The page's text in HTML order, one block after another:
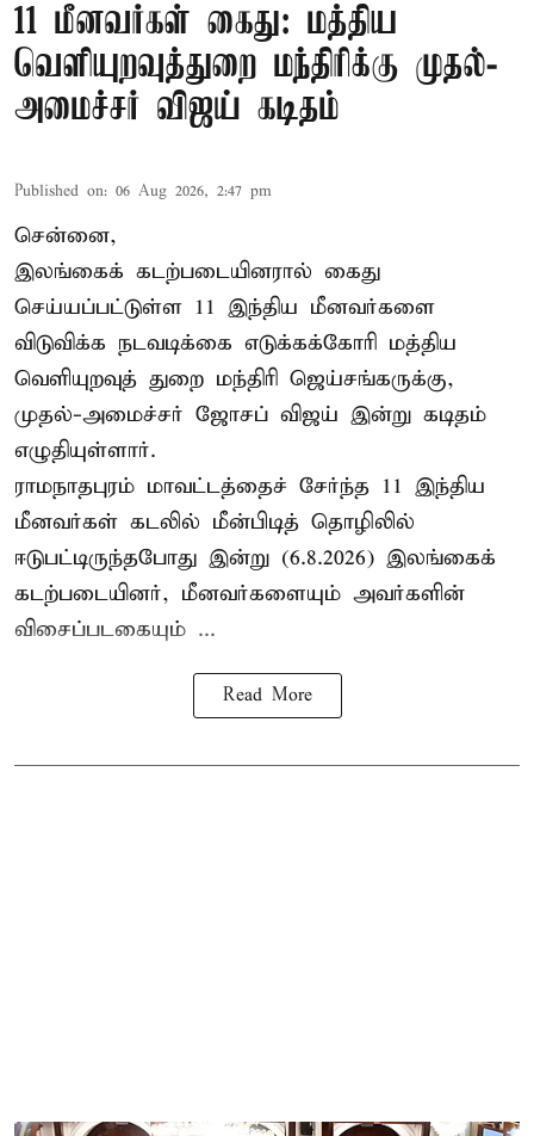
11 மீனவர்கள் கைது: மத்திய
வெளியுறவுத்துறை மந்திரிக்கு முதல்-
அமைச்சர் விஜய் கடிதம்
Published on: 06 Aug 2026, 2:47 pm
சென்னை,
இலங்கைக் கடற்படையினரால் கைது
செய்யப்பட்டுள்ள 11 இந்திய மீனவர்களை
விடுவிக்க நடவடிக்கை எடுக்கக்கோரி மத்திய
வெளியுறவுத் துறை மந்திரி ஜெய்சங்கருக்கு,
முதல்-அமைச்சர் ஜோசப் விஜய் இன்று கடிதம்
எழுதியுள்ளார்.
ராமநாதபுரம் மாவட்டத்தைச் சேர்ந்த 11 இந்திய
மீனவர்கள் கடலில் மீன்பிடித் தொழிலில்
ஈடுபட்டிருந்தபோது இன்று (6.8.2026) இலங்கைக்
கடற்படையினர், மீனவர்களையும் அவர்களின்
விசைப்படகையும் ...
Read More